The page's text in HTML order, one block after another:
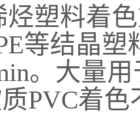
烃塑料着
等结晶
。大量
PVC着色